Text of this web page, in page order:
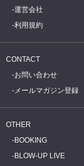
運営会社
利用規約
CONTACT
お問い合わせ
メールマガジン登録
OTHER
BOOKING
BLOW-UP LIVE